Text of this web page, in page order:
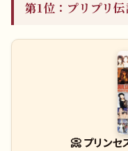
第1位：プリプリ
📀プリンセ